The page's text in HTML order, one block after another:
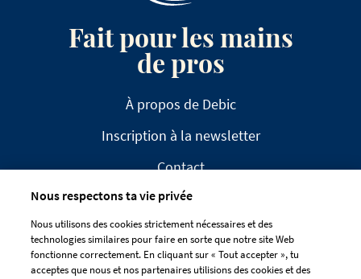
Fait pour les mains
de pros
À propos de Debic
Inscription à la newsletter
Contact
FAQ
Nous respectons ta vie privée
Nous utilisons des cookies strictement nécessaires et des
technologies similaires pour faire en sorte que notre site Web
fonctionne correctement. En cliquant sur « Tout accepter », tu
acceptes que nous et nos partenaires utilisions des cookies et des